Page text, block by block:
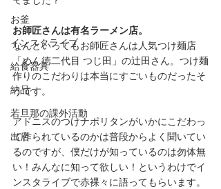
お釜
インスタライブ
給食器具
納品
若旦那の課外活動
出店
お師匠さんは有名ラーメン店。
なんといってもお師匠さんは人気つけ麺店
「めん徳二代目 つじ田」の辻田さん。つけ麺
作りのこだわりは本当にすごいものだったそ
うです。
アドニスのつけナポリタンがいかにこだわっ
て作られているのかは普段からよく聞いてい
るのですが、僕だけが知っているのは勿体無
い！みんなに知って欲しい！というわけでイ
ンスタライブで赤裸々に語ってもらいます。